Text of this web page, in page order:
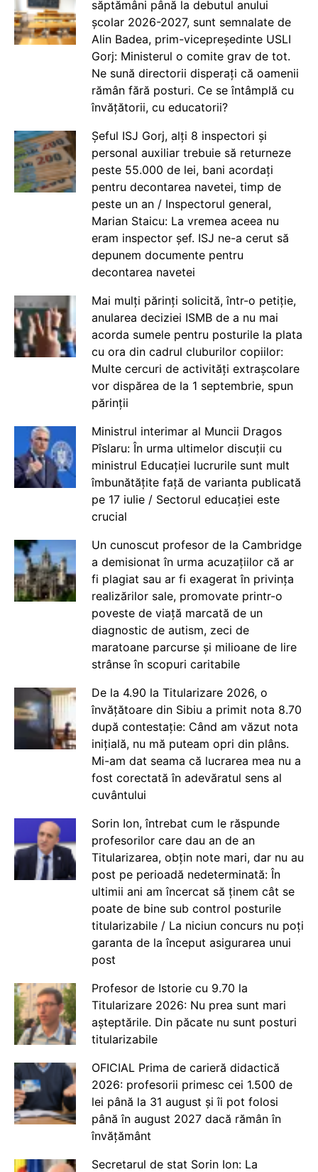
săptămâni până la debutul anului
școlar 2026-2027, sunt semnalate de
Alin Badea, prim-vicepreședinte USLI
Gorj: Ministerul o comite grav de tot.
Ne sună directorii disperați că oamenii
rămân fără posturi. Ce se întâmplă cu
învățătorii, cu educatorii?
Șeful ISJ Gorj, alți 8 inspectori și
personal auxiliar trebuie să returneze
peste 55.000 de lei, bani acordați
pentru decontarea navetei, timp de
peste un an / Inspectorul general,
Marian Staicu: La vremea aceea nu
eram inspector șef. ISJ ne-a cerut să
depunem documente pentru
decontarea navetei
Mai mulți părinți solicită, într-o petiție,
anularea deciziei ISMB de a nu mai
acorda sumele pentru posturile la plata
cu ora din cadrul cluburilor copiilor:
Multe cercuri de activități extrașcolare
vor dispărea de la 1 septembrie, spun
părinții
Ministrul interimar al Muncii Dragos
Pîslaru: În urma ultimelor discuții cu
ministrul Educației lucrurile sunt mult
îmbunătățite față de varianta publicată
pe 17 iulie / Sectorul educației este
crucial
Un cunoscut profesor de la Cambridge
a demisionat în urma acuzațiilor că ar
fi plagiat sau ar fi exagerat în privința
realizărilor sale, promovate printr-o
poveste de viață marcată de un
diagnostic de autism, zeci de
maratoane parcurse și milioane de lire
strânse în scopuri caritabile
De la 4.90 la Titularizare 2026, o
învățătoare din Sibiu a primit nota 8.70
după contestație: Când am văzut nota
inițială, nu mă puteam opri din plâns.
Mi-am dat seama că lucrarea mea nu a
fost corectată în adevăratul sens al
cuvântului
Sorin Ion, întrebat cum le răspunde
profesorilor care dau an de an
Titularizarea, obțin note mari, dar nu au
post pe perioadă nedeterminată: În
ultimii ani am încercat să ținem cât se
poate de bine sub control posturile
titularizabile / La niciun concurs nu poți
garanta de la început asigurarea unui
post
Profesor de Istorie cu 9.70 la
Titularizare 2026: Nu prea sunt mari
așteptările. Din păcate nu sunt posturi
titularizabile
OFICIAL Prima de carieră didactică
2026: profesorii primesc cei 1.500 de
lei până la 31 august și îi pot folosi
până în august 2027 dacă rămân în
învățământ
Secretarul de stat Sorin Ion: La